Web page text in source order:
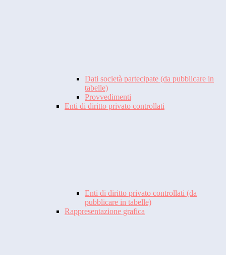
Dati società partecipate (da pubblicare in
tabelle)
Provvedimenti
Enti di diritto privato controllati
Enti di diritto privato controllati (da
pubblicare in tabelle)
Rappresentazione grafica